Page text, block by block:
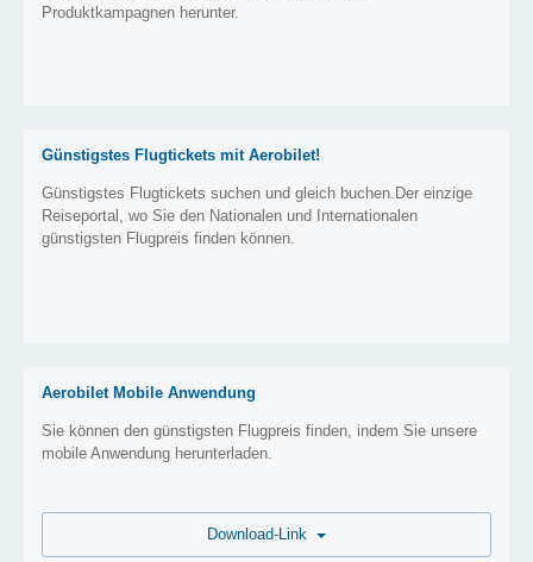
Produktkampagnen herunter.
Günstigstes Flugtickets mit Aerobilet!
Günstigstes Flugtickets suchen und gleich buchen.Der einzige
Reiseportal, wo Sie den Nationalen und Internationalen
günstigsten Flugpreis finden können.
Aerobilet Mobile Anwendung
Sie können den günstigsten Flugpreis finden, indem Sie unsere
mobile Anwendung herunterladen.